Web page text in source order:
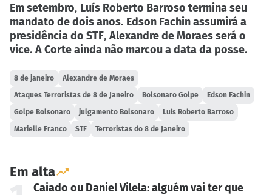
Em setembro, Luís Roberto Barroso termina seu
mandato de dois anos. Edson Fachin assumirá a
presidência do STF, Alexandre de Moraes será o
vice. A Corte ainda não marcou a data da posse.
8 de janeiro Alexandre de Moraes
Ataques Terroristas de 8 de Janeiro Bolsonaro Golpe Edson Fachin
Golpe Bolsonaro julgamento Bolsonaro Luís Roberto Barroso
Marielle Franco STF Terroristas do 8 de Janeiro
Em alta
Caiado ou Daniel Vilela: alguém vai ter que